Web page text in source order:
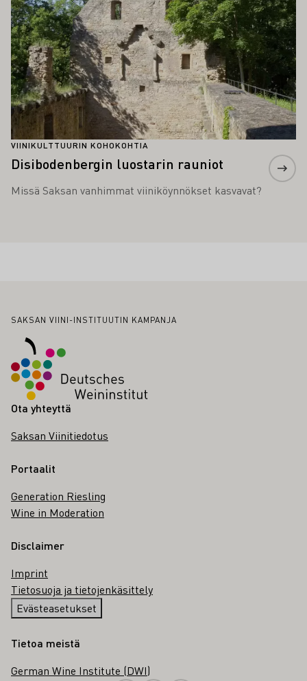
VIINIKULTTUURIN KOHOKOHTIA
Disibodenbergin luostarin rauniot
Missä Saksan vanhimmat viiniköynnökset kasvavat?
Alatunniste
SAKSAN VIINI-INSTITUUTIN KAMPANJA
Ota yhteyttä
Saksan Viinitiedotus
Portaalit
Generation Riesling
Wine in Moderation
Disclaimer
Imprint
Tietosuoja ja tietojenkäsittely
Evästeasetukset
Tietoa meistä
German Wine Institute (DWI)